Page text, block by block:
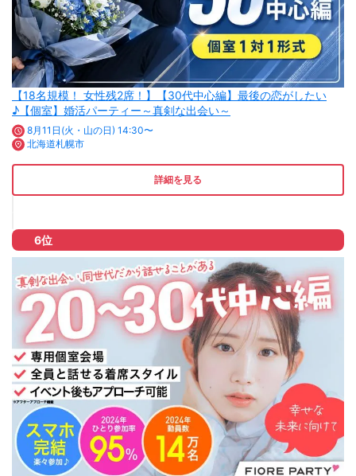
【18名規模！ 女性残2席！】【30代中心編】最後の恋がしたい
♪【個室】婚活パーティー～真剣な出会い～
8月11日(火・山の日) 14:30〜
北海道札幌市
詳細を見る
6位